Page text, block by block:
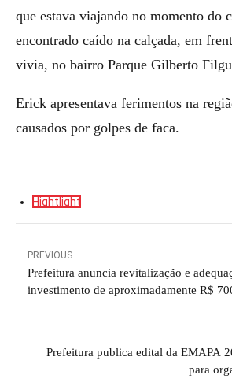
que estava viajando no momento do
encontrado caído na calçada, em
vivia, no bairro Parque Gilberto
Erick apresentava ferimentos na
causados por golpes de faca.
Hightlight
PREVIOUS
Prefeitura anuncia revitalização e
investimento de aproximadamente R$
Prefeitura publica edital da EMAPA
para